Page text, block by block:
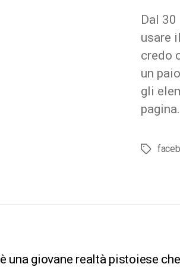
Dal
usare
credo
un
gli
Tag
è una giovane realtà pistoiese